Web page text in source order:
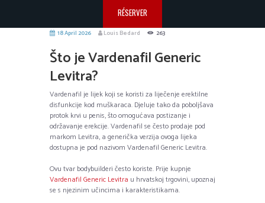
RÉSERVER
18 April 2026 Louis Bedard 263
Što je Vardenafil Generic
Levitra?
Vardenafil je lijek koji se koristi za liječenje erektilne
disfunkcije kod muškaraca. Djeluje tako da poboljšava
protok krvi u penis, što omogućava postizanje i
održavanje erekcije. Vardenafil se često prodaje pod
markom Levitra, a generička verzija ovoga lijeka
dostupna je pod nazivom Vardenafil Generic Levitra.
Ovu tvar bodybuilderi često koriste. Prije kupnje
Vardenafil Generic Levitra u hrvatskoj trgovini, upoznaj
se s njezinim učincima i karakteristikama.